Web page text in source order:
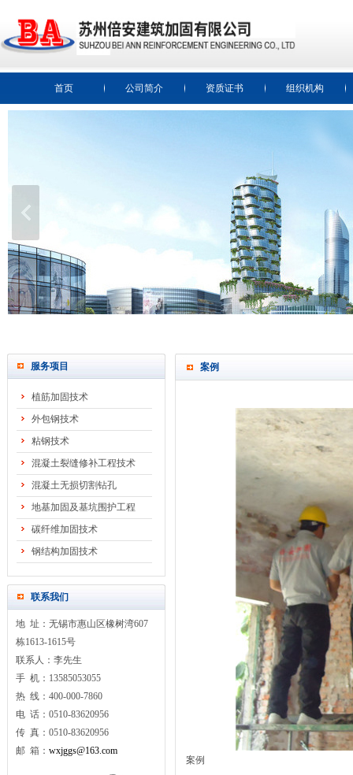
首页 公司简介 资质证书 组织机构
服务项目
植筋加固技术
外包钢技术
粘钢技术
混凝土裂缝修补工程技术
混凝土无损切割钻孔
地基加固及基坑围护工程
碳纤维加固技术
钢结构加固技术
联系我们
地 址：无锡市惠山区橡树湾607
栋1613-1615号
联系人：李先生
手 机：13585053055
热 线：400-000-7860
电 话：0510-83620956
传 真：0510-83620956
邮 箱： wxjggs@163.com
案例
案例